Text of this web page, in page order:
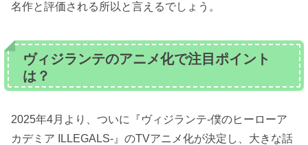
名作と評価される所以と言えるでしょう。
ヴィジランテのアニメ化で注目ポイント
は？
2025年4月より、ついに『ヴィジランテ-僕のヒーローア
カデミア ILLEGALS-』のTVアニメ化が決定し、大きな話